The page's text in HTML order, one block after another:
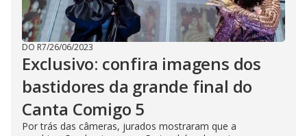
DO R7/26/06/2023
Exclusivo: confira imagens dos
bastidores da grande final do
Canta Comigo 5
Por trás das câmeras, jurados mostraram que a